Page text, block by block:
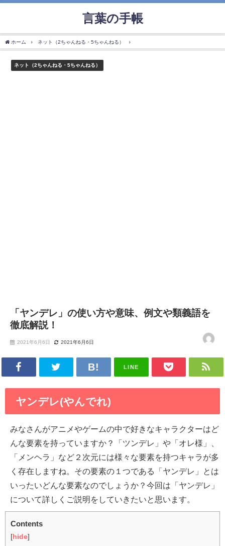
言葉の手帳
ホーム ネット（2ちゃんねる・5ちゃんねる）
ネット（2ちゃんねる・5ちゃんねる）
「ヤンデレ」の使い方や意味、例文や類義語を
徹底解説！
2021年6月6日 2021年6月6日
LINE
ヤンデレ(やんでれ)
みなさんがアニメやゲームの中で好きなキャラクターはど
んな要素を持っていますか？「ツンデレ」や「オレ様」、
「メンヘラ」など２次元には様々な要素を持つキャラが多
く存在しますね。その要素の１つである「ヤンデレ」とは
いったいどんな要素なのでしょうか？今回は「ヤンデレ」
について詳しくご説明をしていきたいと思います。
Contents
[ hide]